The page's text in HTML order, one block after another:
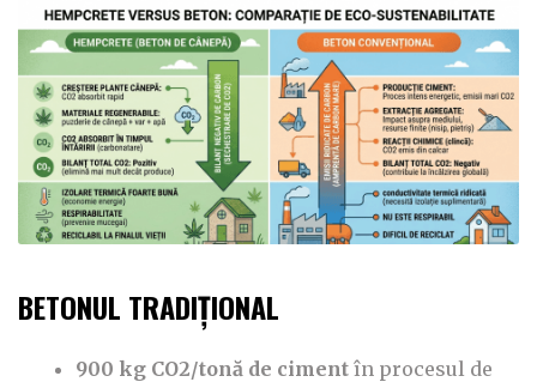
BETONUL TRADIȚIONAL
900 kg CO2/tonă de ciment în procesul de